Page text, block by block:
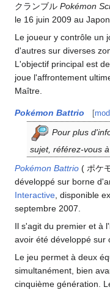
クランブル Pokémon
le 16 juin 2009 au
Le joueur y contrôle un
d'autres sur diverses
L'objectif principal est
joue l'affrontement
Maître.
Pokémon Battrio [
Pour plus
sujet, référez-vous à
Pokémon Battrio ( ポケ
développé sur borne
Interactive , disponible
septembre 2007.
Il s'agit du premier et à
avoir été développé sur
Le jeu permet à deux
simultanément, bien
cinquième génération.